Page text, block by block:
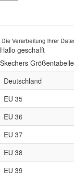
Die Verarbeitung Ihrer
Hallo geschafft
Skechers
Deutschland
EU 35
EU 36
EU 37
EU 38
EU 39